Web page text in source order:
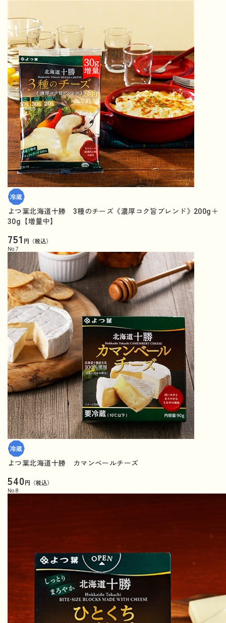
よつ葉北海道十勝 3種のチーズ《濃厚コク旨ブレンド》200g＋
30g【増量中】
751 円（税込）
No. 7
よつ葉北海道十勝 カマンベールチーズ
540円（税込）
No. 8